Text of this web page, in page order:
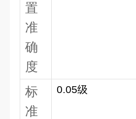
置
准
确
度
标
准
0.05级